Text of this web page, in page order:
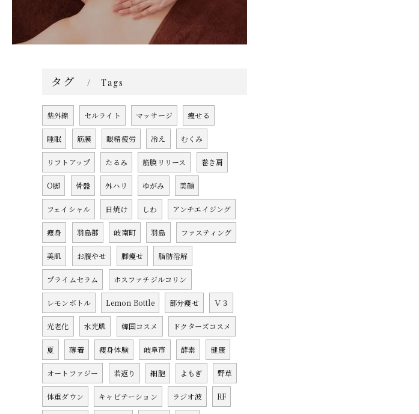
タグ Tags
紫外線 セルライト マッサージ 痩せる
睡眠 筋膜 眼精疲労 冷え むくみ
リフトアップ たるみ 筋膜リリース 巻き肩
O脚 骨盤 外ハリ ゆがみ 美顔
フェイシャル 日焼け しわ アンチエイジング
痩身 羽島郡 岐南町 羽島 ファスティング
美肌 お腹やせ 脚痩せ 脂肪溶解
プライムセラム ホスファチジルコリン
レモンボトル Lemon Bottle 部分痩せ Ｖ３
光老化 水光肌 韓国コスメ ドクターズコスメ
夏 薄着 痩身体験 岐阜市 酵素 健康
オートファジー 若返り 細胞 よもぎ 野草
体重ダウン キャビテーション ラジオ波 RF